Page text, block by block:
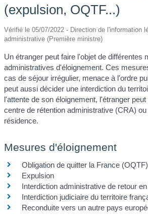
(expulsion, OQTF...)
Vérifié le 05/07/2022 - Direction de l'information
administrative (Première ministre)
Un étranger peut faire l'objet de différentes
administratives d'éloignement. Ces
cas de séjour irrégulier, menace à l'ordre
peut aussi décider une interdiction du
l'attente de son éloignement, l'étranger
centre de rétention administrative (CRA)
résidence.
Mesures d'éloignement
Obligation de quitter la France (OQTF)
Expulsion
Interdiction administrative de retour
Interdiction judiciaire du territoire
Reconduite vers un autre pays